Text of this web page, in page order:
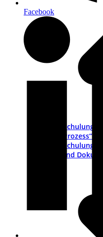
Prozess“
PDFs und
Facebook